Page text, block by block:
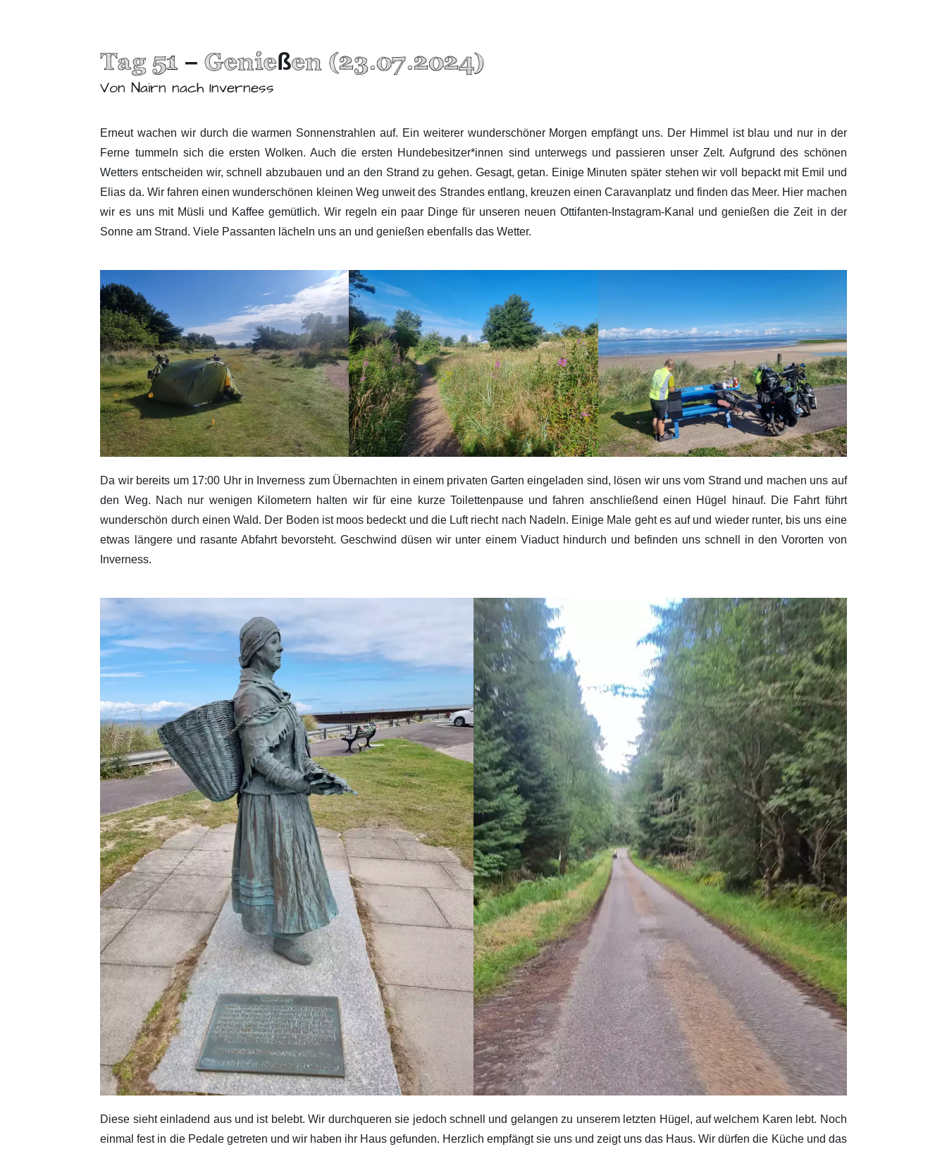
Tag 51 – Genießen (23.07.2024)
Von Nairn nach Inverness
Erneut wachen wir durch die warmen Sonnenstrahlen auf. Ein weiterer wunderschöner Morgen empfängt uns. Der Himmel ist blau und nur in der
Ferne tummeln sich die ersten Wolken. Auch die ersten Hundebesitzer*innen sind unterwegs und passieren unser Zelt. Aufgrund des schönen
Wetters entscheiden wir, schnell abzubauen und an den Strand zu gehen. Gesagt, getan. Einige Minuten später stehen wir voll bepackt mit Emil und
Elias da. Wir fahren einen wunderschönen kleinen Weg unweit des Strandes entlang, kreuzen einen Caravanplatz und finden das Meer. Hier machen
wir es uns mit Müsli und Kaffee gemütlich. Wir regeln ein paar Dinge für unseren neuen Ottifanten-Instagram-Kanal und genießen die Zeit in der
Sonne am Strand. Viele Passanten lächeln uns an und genießen ebenfalls das Wetter.
Da wir bereits um 17:00 Uhr in Inverness zum Übernachten in einem privaten Garten eingeladen sind, lösen wir uns vom Strand und machen uns auf
den Weg. Nach nur wenigen Kilometern halten wir für eine kurze Toilettenpause und fahren anschließend einen Hügel hinauf. Die Fahrt führt
wunderschön durch einen Wald. Der Boden ist moos bedeckt und die Luft riecht nach Nadeln. Einige Male geht es auf und wieder runter, bis uns eine
etwas längere und rasante Abfahrt bevorsteht. Geschwind düsen wir unter einem Viaduct hindurch und befinden uns schnell in den Vororten von
Inverness.
Diese sieht einladend aus und ist belebt. Wir durchqueren sie jedoch schnell und gelangen zu unserem letzten Hügel, auf welchem Karen lebt. Noch
einmal fest in die Pedale getreten und wir haben ihr Haus gefunden. Herzlich empfängt sie uns und zeigt uns das Haus. Wir dürfen die Küche und das